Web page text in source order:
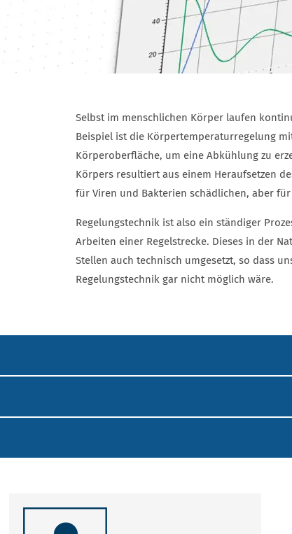
Selbst im menschlichen Körper laufen
Beispiel ist die Körpertemperaturregelung
Körperoberfläche, um eine Abkühlung zu
Körpers resultiert aus einem Heraufsetzen
für Viren und Bakterien schädlichen, aber
Regelungstechnik ist also ein ständiger
Arbeiten einer Regelstrecke. Dieses in der
Stellen auch technisch umgesetzt, so dass
Regelungstechnik gar nicht möglich wäre.